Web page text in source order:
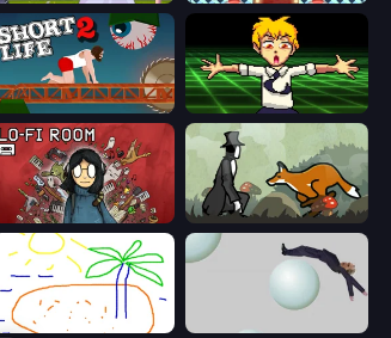
Short Life 2 Chainsaw Dance
Lofi Room The Illusionist's Dream
Skribbl.io Bush Ragdoll